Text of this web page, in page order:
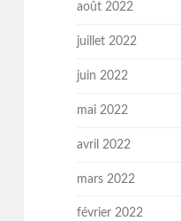
août 2022
juillet 2022
juin 2022
mai 2022
avril 2022
mars 2022
février 2022